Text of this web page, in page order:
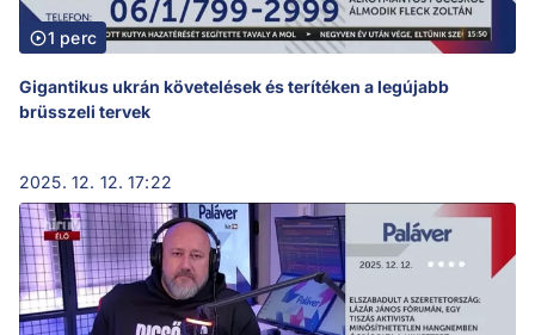
1 perc
Gigantikus ukrán követelések és terítéken a legújabb
brüsszeli tervek
2025. 12. 12. 17:22